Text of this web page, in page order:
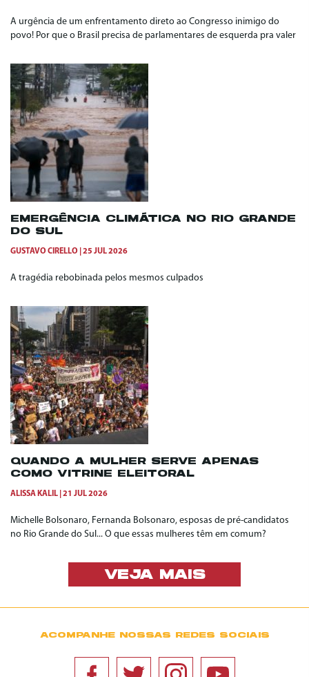
A urgência de um enfrentamento direto ao Congresso inimigo do
povo! Por que o Brasil precisa de parlamentares de esquerda pra valer
EMERGÊNCIA CLIMÁTICA NO RIO GRANDE
DO SUL
GUSTAVO CIRELLO 25 JUL 2026
A tragédia rebobinada pelos mesmos culpados
QUANDO A MULHER SERVE APENAS
COMO VITRINE ELEITORAL
ALISSA KALIL 21 JUL 2026
Michelle Bolsonaro, Fernanda Bolsonaro, esposas de pré-candidatos
no Rio Grande do Sul... O que essas mulheres têm em comum?
VEJA MAIS
ACOMPANHE NOSSAS REDES SOCIAIS